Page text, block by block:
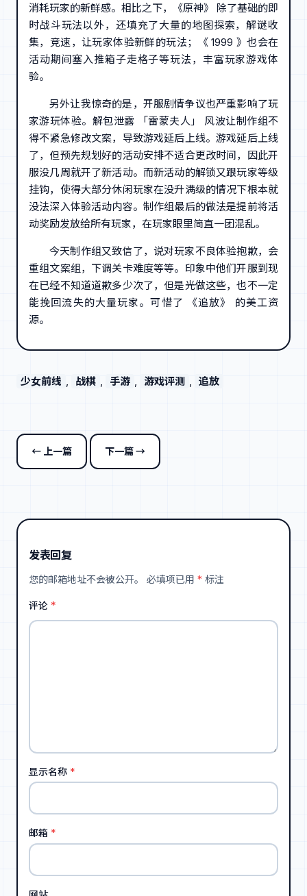
消耗玩家的新鲜感。相比之下，《原神》 除了基础的即
时战斗玩法以外，还填充了大量的地图探索，解谜收
集，竞速，让玩家体验新鲜的玩法；《 1999 》也会在
活动期间塞入推箱子走格子等玩法，丰富玩家游戏体
验。
另外让我惊奇的是，开服剧情争议也严重影响了玩
家游玩体验。解包泄露 「雷蒙夫人」 风波让制作组不
得不紧急修改文案，导致游戏延后上线。游戏延后上线
了，但预先规划好的活动安排不适合更改时间，因此开
服没几周就开了新活动。而新活动的解锁又跟玩家等级
挂钩，使得大部分休闲玩家在没升满级的情况下根本就
没法深入体验活动内容。制作组最后的做法是提前将活
动奖励发放给所有玩家，在玩家眼里简直一团混乱。
今天制作组又致信了，说对玩家不良体验抱歉，会
重组文案组，下调关卡难度等等。印象中他们开服到现
在已经不知道道歉多少次了，但是光做这些，也不一定
能挽回流失的大量玩家。可惜了 《追放》 的美工资
源。
少女前线 , 战棋 , 手游 , 游戏评测 , 追放
← 上一篇 下一篇 →
发表回复
您的邮箱地址不会被公开。 必填项已用 * 标注
评论 *
显示名称 *
邮箱 *